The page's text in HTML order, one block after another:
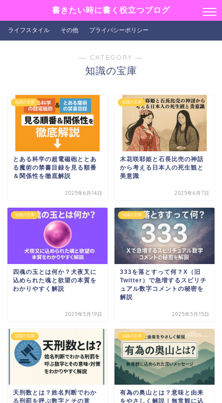
書きたい時に書く役立つブログ
ライフスタイル その他 プライバシーポリシー
― CATEGORY ―
知識の宝庫
知識の宝庫
とある科学の超電磁砲ととあ
る魔術の禁書目録を見る順番
＆関係性を徹底解説
2025年6月14日
知識の宝庫
木花咲耶姫と石長比売の神話
から考える日本人の死生観と
美意識
2025年6月7日
知識の宝庫
四魂の玉とは何か？犬夜叉に
込められた魂と欲望の本質を
わかりやすく解説
2025年5月19日
知識の宝庫
333を落とすって何？X（旧
Twitter）で急増するスピリチ
ュアル数字コメントの秘密を
解説
2025年5月15日
知識の宝庫
天刑数とは？姓名判断でわか
る刑罰を呼ぶ数字とその意
知識の宝庫
有為の奥山とは？意味と由来
をやさしく解説｜無常観に込